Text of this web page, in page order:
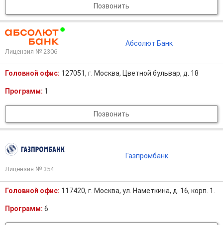
Позвонить
Лицензия № 2306
Абсолют Банк
Головной офис: 127051, г. Москва, Цветной бульвар, д. 18
Программ: 1
Позвонить
Лицензия № 354
Газпромбанк
Головной офис: 117420, г. Москва, ул. Наметкина, д. 16, корп. 1.
Программ: 6